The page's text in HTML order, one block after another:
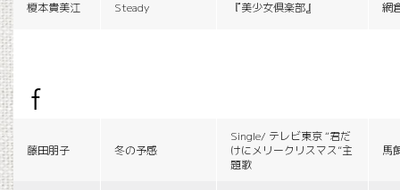
榎本貴美江 Steady 『美少女倶楽部』 網
f
藤田朋子 冬の予感
Single/ テレビ東京 “君だ
けにメリークリスマス”主
題歌
馬